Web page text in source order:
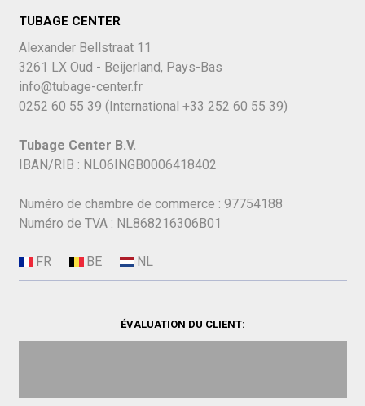
TUBAGE CENTER
Alexander Bellstraat 11
3261 LX Oud - Beijerland, Pays-Bas
info@tubage-center.fr
0252 60 55 39 (International +33 252 60 55 39)
Tubage Center B.V.
IBAN/RIB : NL06INGB0006418402
Numéro de chambre de commerce : 97754188
Numéro de TVA : NL868216306B01
ÉVALUATION DU CLIENT: